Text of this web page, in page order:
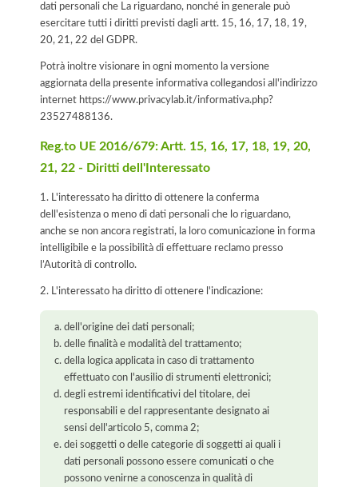
dati personali che La riguardano, nonché in generale può
esercitare tutti i diritti previsti dagli artt. 15, 16, 17, 18, 19,
20, 21, 22 del GDPR.
Potrà inoltre visionare in ogni momento la versione
aggiornata della presente informativa collegandosi all'indirizzo
internet https://www.privacylab.it/informativa.php?
23527488136.
Reg.to UE 2016/679: Artt. 15, 16, 17, 18, 19, 20,
21, 22 - Diritti dell'Interessato
1. L'interessato ha diritto di ottenere la conferma
dell'esistenza o meno di dati personali che lo riguardano,
anche se non ancora registrati, la loro comunicazione in forma
intelligibile e la possibilità di effettuare reclamo presso
l’Autorità di controllo.
2. L'interessato ha diritto di ottenere l'indicazione:
dell'origine dei dati personali;
delle finalità e modalità del trattamento;
della logica applicata in caso di trattamento
effettuato con l'ausilio di strumenti elettronici;
degli estremi identificativi del titolare, dei
responsabili e del rappresentante designato ai
sensi dell'articolo 5, comma 2;
dei soggetti o delle categorie di soggetti ai quali i
dati personali possono essere comunicati o che
possono venirne a conoscenza in qualità di